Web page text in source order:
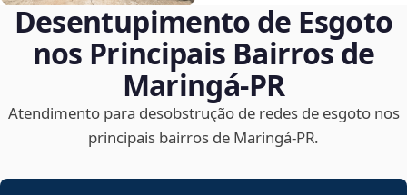
Desentupimento de Esgoto
nos Principais Bairros de
Maringá‑PR
Atendimento para desobstrução de redes de esgoto nos
principais bairros de Maringá‑PR.